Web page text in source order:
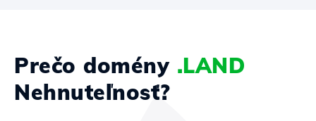
Prečo domény .LAND
Nehnuteľnosť?